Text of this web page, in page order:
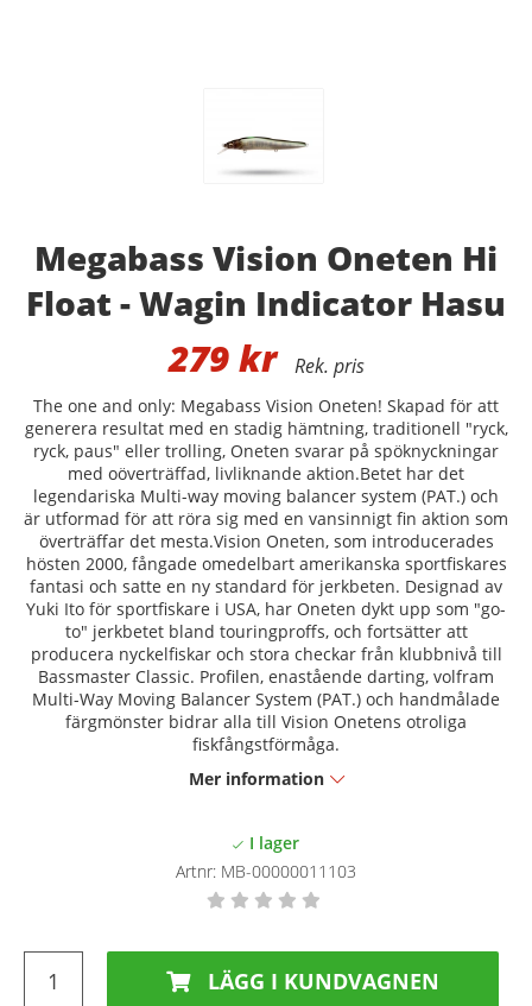
Megabass Vision Oneten Hi
Float - Wagin Indicator Hasu
279kr
The one and only: Megabass Vision Oneten! Skapad för att
generera resultat med en stadig hämtning, traditionell "ryck,
ryck, paus" eller trolling, Oneten svarar på spöknyckningar
med oöverträffad, livliknande aktion.Betet har det
legendariska Multi-way moving balancer system (PAT.) och
är utformad för att röra sig med en vansinnigt fin aktion som
överträffar det mesta.Vision Oneten, som introducerades
hösten 2000, fångade omedelbart amerikanska sportfiskares
fantasi och satte en ny standard för jerkbeten. Designad av
Yuki Ito för sportfiskare i USA, har Oneten dykt upp som "go-
to" jerkbetet bland touringproffs, och fortsätter att
producera nyckelfiskar och stora checkar från klubbnivå till
Bassmaster Classic. Profilen, enastående darting, volfram
Multi-Way Moving Balancer System (PAT.) och handmålade
färgmönster bidrar alla till Vision Onetens otroliga
fiskfångstförmåga.
Mer information
Artnr: MB-00000011103
LÄGG I KUNDVAGNEN